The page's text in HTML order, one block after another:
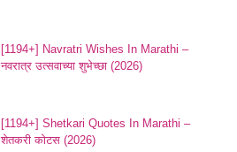
[1194+] Navratri Wishes In Marathi –
नवरात्र उत्सवाच्या शुभेच्छा (2026)
[1194+] Shetkari Quotes In Marathi –
शेतकरी कोटस (2026)